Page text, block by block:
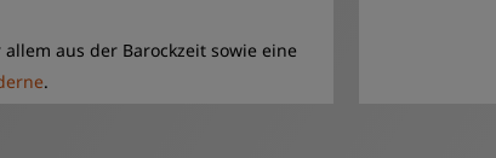
aus der Barockzeit sowie eine
.